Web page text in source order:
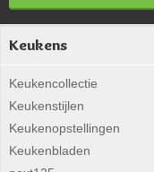
Keukens
Keukencollectie
Keukenstijlen
Keukenopstellingen
Keukenbladen